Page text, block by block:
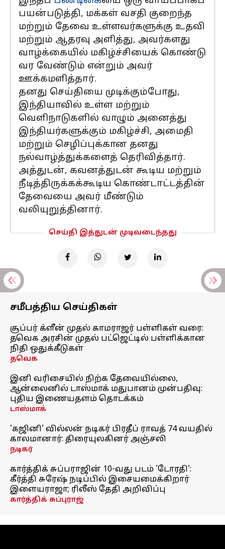
பயன்படுத்தி, மக்கள் வசதி குறைந்த
மற்றும் தேவை உள்ளவர்களுக்கு உதவி
மற்றும் ஆதரவு அளித்து, அவர்களது
வாழ்க்கையில் மகிழ்ச்சியைக் கொண்டு
வர வேண்டும் என்றும் அவர்
ஊக்கமளித்தார்.
தனது செய்தியை முடிக்கும்போது,
இந்தியாவில் உள்ள மற்றும்
வெளிநாடுகளில் வாழும் அனைத்து
இந்தியர்களுக்கும் மகிழ்ச்சி, அமைதி
மற்றும் செழிப்புக்கான தனது
நல்வாழ்த்துக்களைத் தெரிவித்தார்.
அத்துடன், கவனத்துடன் கூடிய மற்றும்
நீடித்திருக்கக்கூடிய கொண்டாட்டத்தின்
தேவையை அவர் மீண்டும்
வலியுறுத்தினார்.
செய்தி இத்துடன் முடிவடைந்தது
சமீபத்திய செய்திகள்
சூப்பர் க்ளீன் முதல் காமராஜர் பள்ளிகள் வரை:
தவெக அரசின் முதல் பட்ஜெட்டில் பள்ளிக்கான
நிதி ஒதுக்கீடுகள்
தவெக
இனி வரிசையில் நிற்க தேவையில்லை,
ஆன்லைனில் டாஸ்மாக் மதுபானம் முன்பதிவு:
புதிய இணையதளம் தொடக்கம்
டாஸ்மாக்
'கஜினி' வில்லன் நடிகர் பிரதீப் ராவத் 74 வயதில்
காலமானார்: திரையுலகினர் அஞ்சலி
நடிகர்
கார்த்திக் சுப்பராஜின் 10-வது படம் 'டோரதி':
கீர்த்தி சுரேஷ் நடிப்பில் இசையமைக்கிறார்
இளையராஜா; ரிலீஸ் தேதி அறிவிப்பு
கார்த்திக் சுப்புராஜ்